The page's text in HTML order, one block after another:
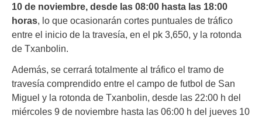
10 de noviembre, desde las 08:00 hasta las 18:00
horas, lo que ocasionarán cortes puntuales de tráfico
entre el inicio de la travesía, en el pk 3,650, y la rotonda
de Txanbolin.
Además, se cerrará totalmente al tráfico el tramo de
travesía comprendido entre el campo de futbol de San
Miguel y la rotonda de Txanbolin, desde las 22:00 h del
miércoles 9 de noviembre hasta las 06:00 h del jueves 10